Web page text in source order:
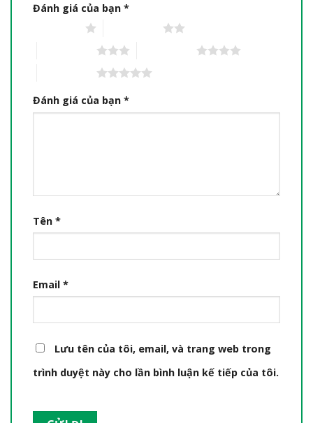
Đánh giá của bạn *
Đánh giá của bạn *
Tên *
Email *
Lưu tên của tôi, email, và trang web trong
trình duyệt này cho lần bình luận kế tiếp của tôi.